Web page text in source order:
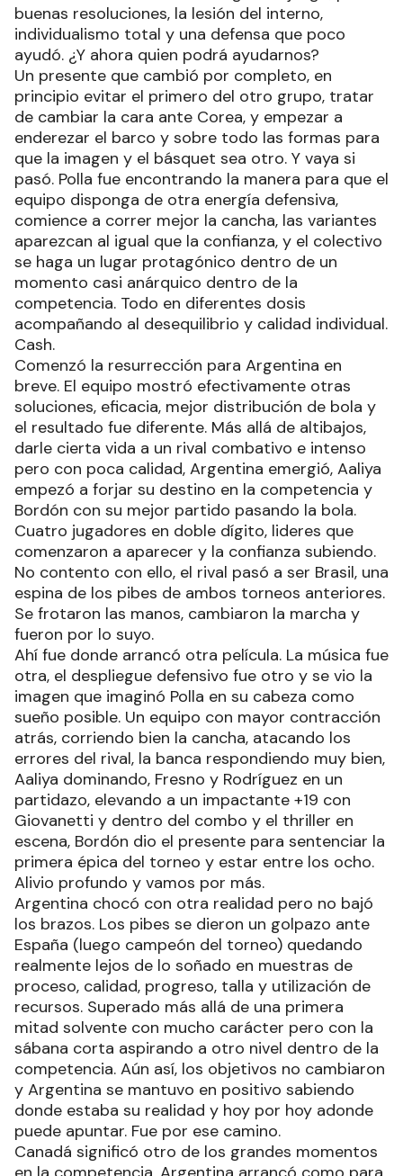
buenas resoluciones, la lesión del interno,
individualismo total y una defensa que poco
ayudó. ¿Y ahora quien podrá ayudarnos?
Un presente que cambió por completo, en
principio evitar el primero del otro grupo, tratar
de cambiar la cara ante Corea, y empezar a
enderezar el barco y sobre todo las formas para
que la imagen y el básquet sea otro. Y vaya si
pasó. Polla fue encontrando la manera para que el
equipo disponga de otra energía defensiva,
comience a correr mejor la cancha, las variantes
aparezcan al igual que la confianza, y el colectivo
se haga un lugar protagónico dentro de un
momento casi anárquico dentro de la
competencia. Todo en diferentes dosis
acompañando al desequilibrio y calidad individual.
Cash.
Comenzó la resurrección para Argentina en
breve. El equipo mostró efectivamente otras
soluciones, eficacia, mejor distribución de bola y
el resultado fue diferente. Más allá de altibajos,
darle cierta vida a un rival combativo e intenso
pero con poca calidad, Argentina emergió, Aaliya
empezó a forjar su destino en la competencia y
Bordón con su mejor partido pasando la bola.
Cuatro jugadores en doble dígito, lideres que
comenzaron a aparecer y la confianza subiendo.
No contento con ello, el rival pasó a ser Brasil, una
espina de los pibes de ambos torneos anteriores.
Se frotaron las manos, cambiaron la marcha y
fueron por lo suyo.
Ahí fue donde arrancó otra película. La música fue
otra, el despliegue defensivo fue otro y se vio la
imagen que imaginó Polla en su cabeza como
sueño posible. Un equipo con mayor contracción
atrás, corriendo bien la cancha, atacando los
errores del rival, la banca respondiendo muy bien,
Aaliya dominando, Fresno y Rodríguez en un
partidazo, elevando a un impactante +19 con
Giovanetti y dentro del combo y el thriller en
escena, Bordón dio el presente para sentenciar la
primera épica del torneo y estar entre los ocho.
Alivio profundo y vamos por más.
Argentina chocó con otra realidad pero no bajó
los brazos. Los pibes se dieron un golpazo ante
España (luego campeón del torneo) quedando
realmente lejos de lo soñado en muestras de
proceso, calidad, progreso, talla y utilización de
recursos. Superado más allá de una primera
mitad solvente con mucho carácter pero con la
sábana corta aspirando a otro nivel dentro de la
competencia. Aún así, los objetivos no cambiaron
y Argentina se mantuvo en positivo sabiendo
donde estaba su realidad y hoy por hoy adonde
puede apuntar. Fue por ese camino.
Canadá significó otro de los grandes momentos